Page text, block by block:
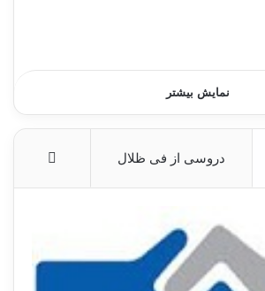
نمایش بیشتر
دروسی از فی ظلال